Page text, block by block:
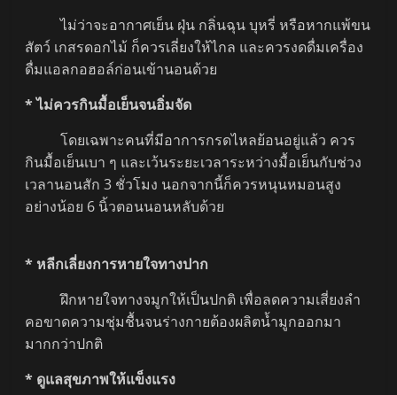
ไม่ว่าจะอากาศเย็น ฝุ่น กลิ่นฉุน บุหรี่ หรือหากแพ้ขน
สัตว์ เกสรดอกไม้ ก็ควรเลี่ยงให้ไกล และควรงดดื่มเครื่อง
ดื่มแอลกอฮอล์ก่อนเข้านอนด้วย
* ไม่ควรกินมื้อเย็นจนอิ่มจัด
โดยเฉพาะคนที่มีอาการกรดไหลย้อนอยู่แล้ว ควร
กินมื้อเย็นเบา ๆ และเว้นระยะเวลาระหว่างมื้อเย็นกับช่วง
เวลานอนสัก 3 ชั่วโมง นอกจากนี้ก็ควรหนุนหมอนสูง
อย่างน้อย 6 นิ้วตอนนอนหลับด้วย
* หลีกเลี่ยงการหายใจทางปาก
ฝึกหายใจทางจมูกให้เป็นปกติ เพื่อลดความเสี่ยงลำ
คอขาดความชุ่มชื้นจนร่างกายต้องผลิตน้ำมูกออกมา
มากกว่าปกติ
* ดูแลสุขภาพให้แข็งแรง